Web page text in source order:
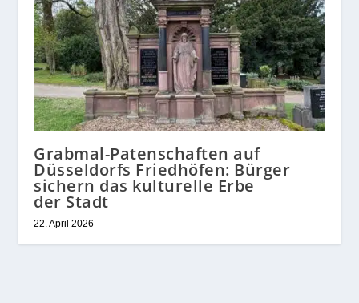
Grabmal-Patenschaften auf
Düsseldorfs Friedhöfen: Bürger
sichern das kulturelle Erbe
der Stadt
22. April 2026